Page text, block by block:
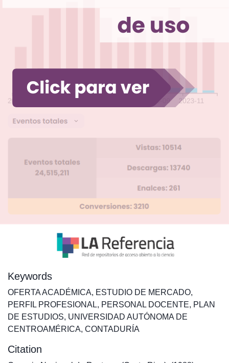
Keywords
OFERTA ACADÉMICA, ESTUDIO DE MERCADO,
PERFIL PROFESIONAL, PERSONAL DOCENTE, PLAN
DE ESTUDIOS, UNIVERSIDAD AUTÓNOMA DE
CENTROAMÉRICA, CONTADURÍA
Citation